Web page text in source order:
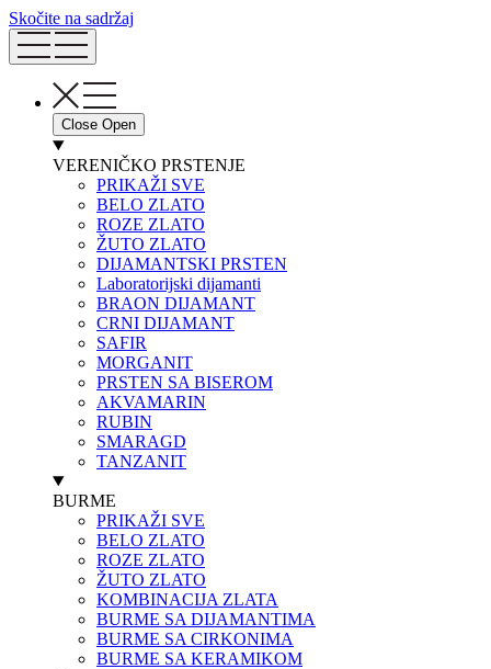
Skočite na sadržaj
Close Open
VERENIČKO PRSTENJE
PRIKAŽI SVE
BELO ZLATO
ROZE ZLATO
ŽUTO ZLATO
DIJAMANTSKI PRSTEN
Laboratorijski dijamanti
BRAON DIJAMANT
CRNI DIJAMANT
SAFIR
MORGANIT
PRSTEN SA BISEROM
AKVAMARIN
RUBIN
SMARAGD
TANZANIT
BURME
PRIKAŽI SVE
BELO ZLATO
ROZE ZLATO
ŽUTO ZLATO
KOMBINACIJA ZLATA
BURME SA DIJAMANTIMA
BURME SA CIRKONIMA
BURME SA KERAMIKOM